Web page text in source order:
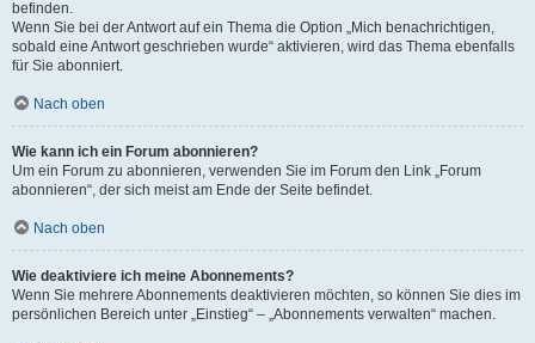
befinden.
Wenn Sie bei der Antwort auf ein Thema die Option „Mich benachrichtigen,
sobald eine Antwort geschrieben wurde“ aktivieren, wird das Thema ebenfalls
für Sie abonniert.
Nach oben
Wie kann ich ein Forum abonnieren?
Um ein Forum zu abonnieren, verwenden Sie im Forum den Link „Forum
abonnieren“, der sich meist am Ende der Seite befindet.
Nach oben
Wie deaktiviere ich meine Abonnements?
Wenn Sie mehrere Abonnements deaktivieren möchten, so können Sie dies im
persönlichen Bereich unter „Einstieg“ – „Abonnements verwalten“ machen.